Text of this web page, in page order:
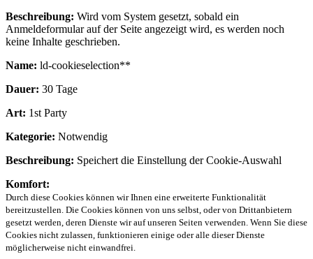
Beschreibung: Wird vom System gesetzt, sobald ein
Anmeldeformular auf der Seite angezeigt wird, es werden noch
keine Inhalte geschrieben.
Name: ld-cookieselection**
Dauer: 30 Tage
Art: 1st Party
Kategorie: Notwendig
Beschreibung: Speichert die Einstellung der Cookie-Auswahl
Komfort:
Durch diese Cookies können wir Ihnen eine erweiterte Funktionalität
bereitzustellen. Die Cookies können von uns selbst, oder von Drittanbietern
gesetzt werden, deren Dienste wir auf unseren Seiten verwenden. Wenn Sie diese
Cookies nicht zulassen, funktionieren einige oder alle dieser Dienste
möglicherweise nicht einwandfrei.